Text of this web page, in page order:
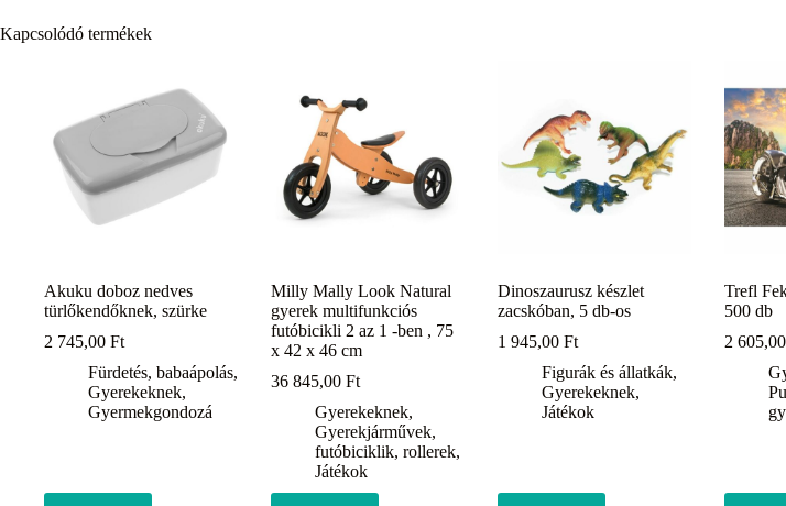
Kapcsolódó termékek
Akuku doboz nedves
türlőkendőknek, szürke
2 745,00 Ft
Fürdetés, babaápolás,
Gyerekeknek,
Gyermekgondozá
Milly Mally Look Natural
gyerek multifunkciós
futóbicikli 2 az 1 -ben , 75
x 42 x 46 cm
36 845,00Ft
Gyerekeknek,
Gyerekjárművek,
futóbiciklik, rollerek,
Játékok
Dinoszaurusz készlet
zacskóban, 5 db-os
1 945,00Ft
Figurák és állatkák,
Gyerekeknek,
Játékok
Trefl
500 db
2